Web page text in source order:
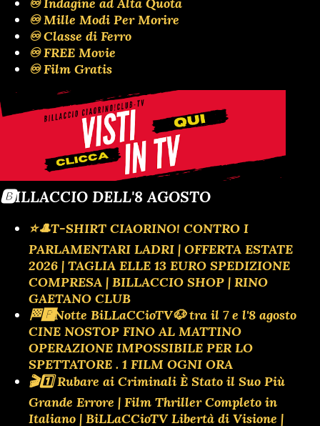
♾️ Mille Modi Per Morire
♾️ Classe di Ferro
♾️ FREE Movie
♾️ Film Gratis
🅱️ILLACCIO DELL'8 AGOSTO
⭐🎩T-SHIRT CIAORINO! CONTRO I
PARLAMENTARI LADRI | OFFERTA ESTATE
2026 | TAGLIA ELLE 13 EURO SPEDIZIONE
COMPRESA | BILLACCIO SHOP | RINO
GAETANO CLUB
🏁🅿️Notte BiLLaCCioTV🐶 tra il 7 e l'8 agosto
CINE NOSTOP FINO AL MATTINO
OPERAZIONE IMPOSSIBILE PER LO
SPETTATORE . 1 FILM OGNI ORA
🎬1️⃣ Rubare ai Criminali È Stato il Suo Più
Grande Errore | Film Thriller Completo in
Italiano | BiLLaCCioTV Libertà di Visione |